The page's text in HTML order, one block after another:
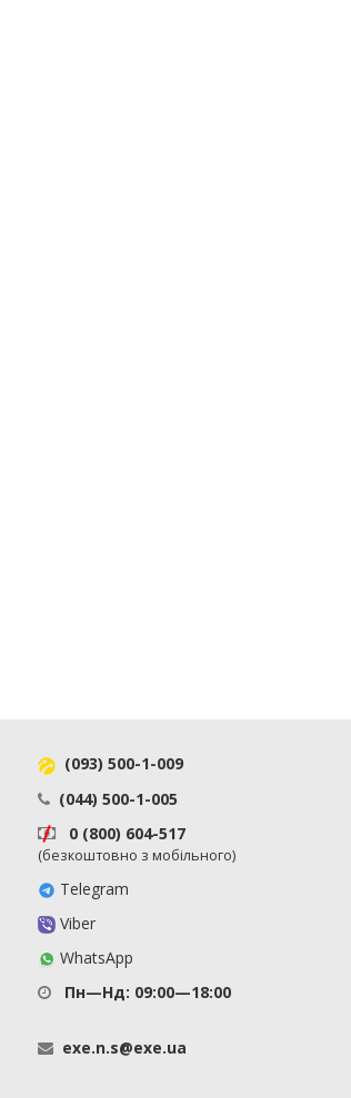
(093) 500-1-009
(044) 500-1-005
0 (800) 604-517
(безкоштовно з мобільного)
Telegram
Viber
WhatsApp
Пн—Нд: 09:00—18:00
exe.n.s@exe.ua